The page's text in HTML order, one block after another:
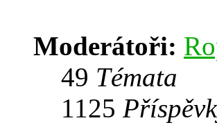
Moderátoři:
49 Témata
1125